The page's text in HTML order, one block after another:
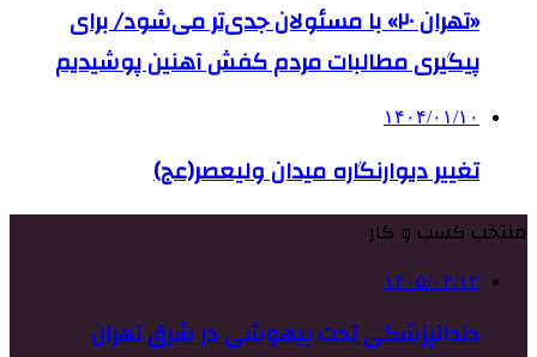
«تهران ۲۰» با مسئولان جدی‌تر می‌شود/ برای
پیگیری مطالبات مردم کفش آهنین پوشیدیم
۱۴۰۴/۰۱/۱۰
تغییر دیوارنگاره میدان ولیعصر(عج)
منتخب کسب و کار
۱۴۰۵/۰۴/۱۳
دندانپزشکی تحت بیهوشی در شرق تهران